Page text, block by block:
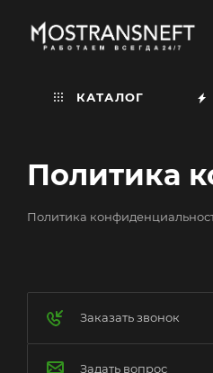
КАТАЛОГ
Политика
Политика
Заказать звонок
Задать вопрос